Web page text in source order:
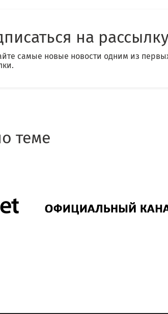
на
самые новые новости одним из
теме